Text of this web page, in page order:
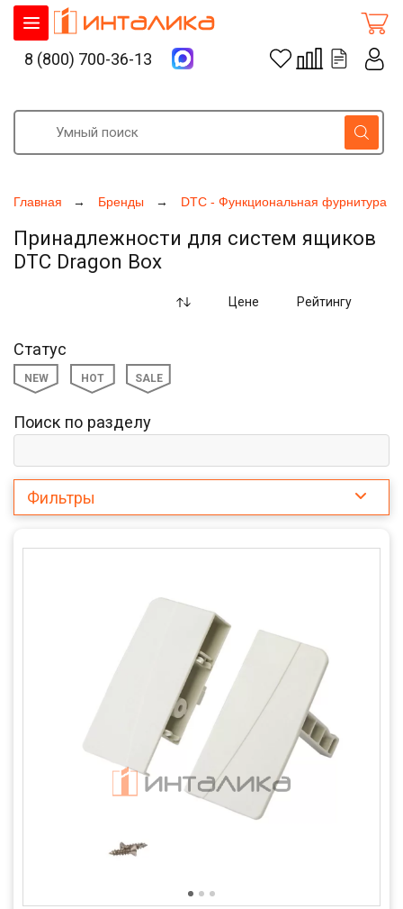
Главная Бренды DTC - Функциональная фурнитура
Принадлежности для систем ящиков
DTC Dragon Box
Цене Рейтингу
Статус
NEW HOT SALE
Поиск по разделу
Фильтры
8 (800) 700-36-13